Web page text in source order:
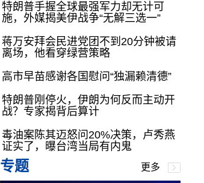
特朗普手握全球最强军力却无计可
施，外媒揭美伊战争“无解三选一”
蒋万安拜会民进党团不到20分钟被请
离场，他看穿绿营策略
高市早苗感谢各国慰问“独漏赖清德”
特朗普刚停火，伊朗为何反而主动开
战？专家揭背后算计
毒油案陈其迈怒问20%决策，卢秀燕
证实了，曝台湾当局有内鬼
专题 更多